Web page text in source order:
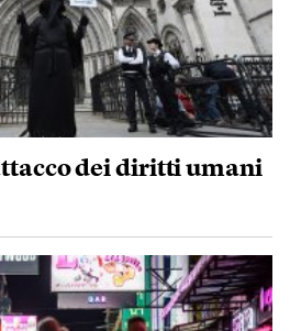
dei diritti umani